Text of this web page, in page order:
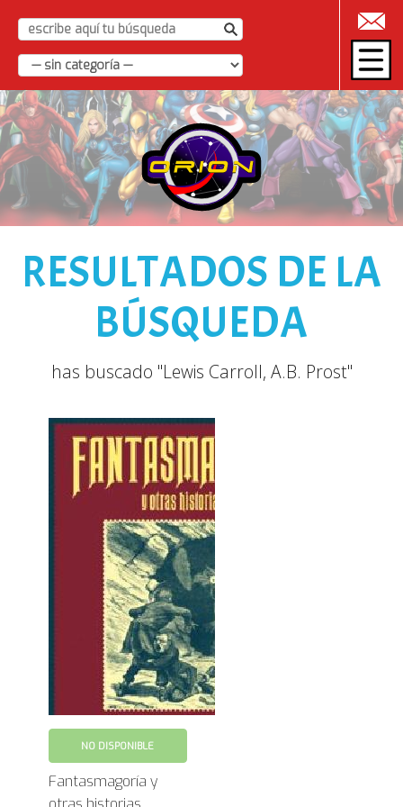
|
RESULTADOS DE LA
BÚSQUEDA
has buscado "Lewis Carroll, A.B. Prost"
NO DISPONIBLE
Fantasmagoría y